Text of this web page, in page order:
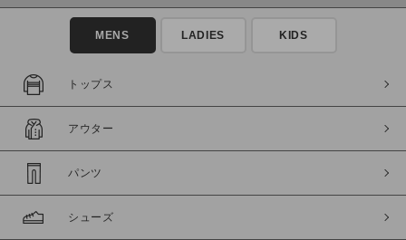
通常商品
セール価格
在庫
在庫あり
MENS LADIES KIDS
トップス
アウター
パンツ
シューズ